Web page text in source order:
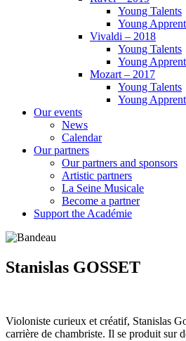
Young Talents
Young
Vivaldi – 2018
Young Talents
Young
Mozart – 2017
Young Talents
Young
Our events
News
Calendar
Our partners
Our partners and sponsors
Artistic partners
La Seine Musicale
Become a partner
Support the Académie
Stanislas GOSSET
Violoniste curieux et créatif, Stanislas
carrière de chambriste. Il se produit sur